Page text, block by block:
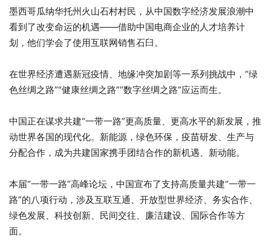
墨西哥瓜纳华托州火山石村村民，从中国数字经济发展浪潮中
看到了改变命运的机遇——借助中国电商企业的人才培养计
划，他们学会了使用互联网销售石臼。
在世界经济遭遇新冠疫情、地缘冲突加剧等一系列挑战中，“绿
色丝绸之路”“健康丝绸之路”“数字丝绸之路”应运而生。
中国正在谋求共建“一带一路”更高质量、更高水平的新发展，推
动世界各国的现代化。新能源，绿色环保，疫苗研发、生产与
分配合作，成为共建国家携手团结合作的新机遇、新动能。
本届“一带一路”高峰论坛，中国宣布了支持高质量共建“一带一
路”的八项行动，涉及互联互通、开放型世界经济、务实合作、
绿色发展、科技创新、民间交往、廉洁建设、国际合作等方
面。